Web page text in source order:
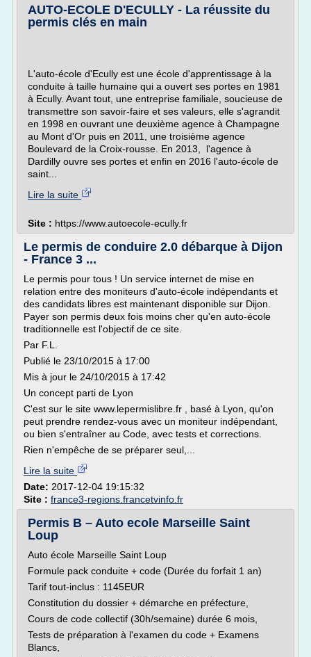
AUTO-ECOLE D'ECULLY - La réussite du
permis clés en main
L'auto-école d'Ecully est une école d'apprentissage à la
conduite à taille humaine qui a ouvert ses portes en 1981
à Ecully. Avant tout, une entreprise familiale, soucieuse de
transmettre son savoir-faire et ses valeurs, elle s'agrandit
en 1998 en ouvrant une deuxième agence à Champagne
au Mont d'Or puis en 2011, une troisième agence
Boulevard de la Croix-rousse. En 2013, l'agence à
Dardilly ouvre ses portes et enfin en 2016 l'auto-école de
saint...
Lire la suite
Site : https://www.autoecole-ecully.fr
Le permis de conduire 2.0 débarque à Dijon
- France 3 ...
Le permis pour tous ! Un service internet de mise en
relation entre des moniteurs d'auto-école indépendants et
des candidats libres est maintenant disponible sur Dijon.
Payer son permis deux fois moins cher qu'en auto-école
traditionnelle est l'objectif de ce site.
Par F.L.
Publié le 23/10/2015 à 17:00
Mis à jour le 24/10/2015 à 17:42
Un concept parti de Lyon
C'est sur le site www.lepermislibre.fr , basé à Lyon, qu'on
peut prendre rendez-vous avec un moniteur indépendant,
ou bien s'entraîner au Code, avec tests et corrections.
Rien n'empêche de se préparer seul,...
Lire la suite
Date: 2017-12-04 19:15:32
Site : france3-regions.francetvinfo.fr
Permis B – Auto ecole Marseille Saint
Loup
Auto école Marseille Saint Loup
Formule pack conduite + code (Durée du forfait 1 an)
Tarif tout-inclus : 1145EUR
Constitution du dossier + démarche en préfecture,
Cours de code collectif (30h/semaine) durée 6 mois,
Tests de préparation à l'examen du code + Examens
Blancs,